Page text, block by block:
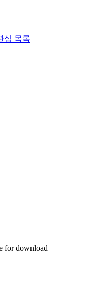
심 목록
for download